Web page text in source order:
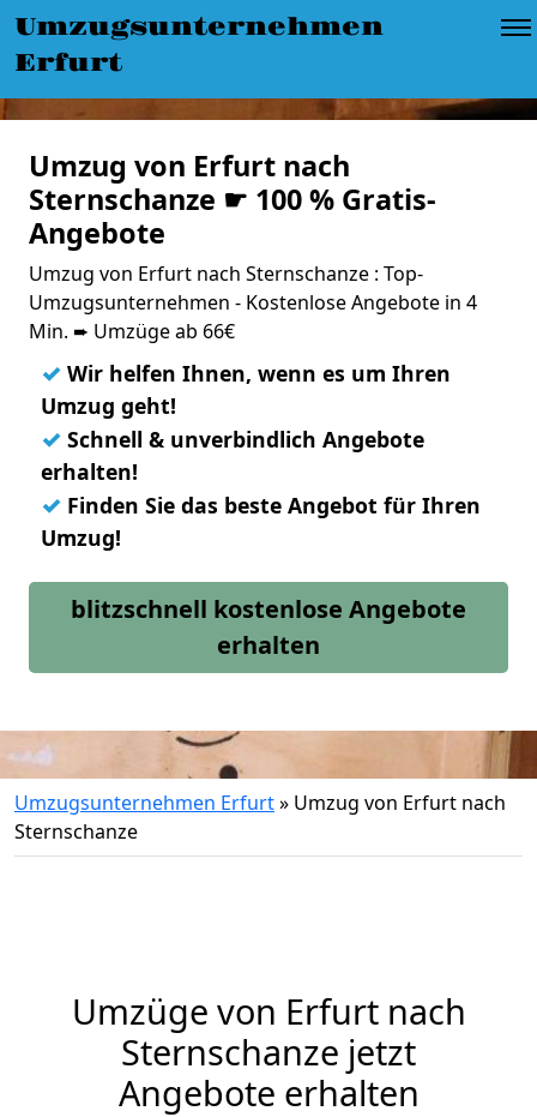
Umzugsunternehmen
Erfurt
Umzug von Erfurt nach
Sternschanze ☛ 100 % Gratis-
Angebote
Umzug von Erfurt nach Sternschanze : Top-
Umzugsunternehmen - Kostenlose Angebote in 4
Min. ➨ Umzüge ab 66€
✓ Wir helfen Ihnen, wenn es um Ihren
Umzug geht!
✓ Schnell & unverbindlich Angebote
erhalten!
✓ Finden Sie das beste Angebot für Ihren
Umzug!
blitzschnell kostenlose Angebote
erhalten
Umzugsunternehmen Erfurt» Umzug von Erfurt nach
Sternschanze
Umzüge von Erfurt nach
Sternschanze jetzt
Angebote erhalten